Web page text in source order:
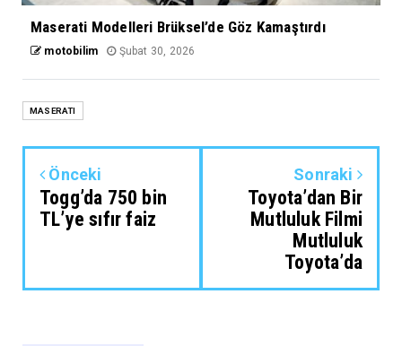
Maserati Modelleri Brüksel’de Göz Kamaştırdı
motobilim Şubat 30, 2026
MASERATI
Önceki
Togg’da 750 bin
TL’ye sıfır faiz
Sonraki
Toyota’dan Bir
Mutluluk Filmi
Mutluluk
Toyota’da